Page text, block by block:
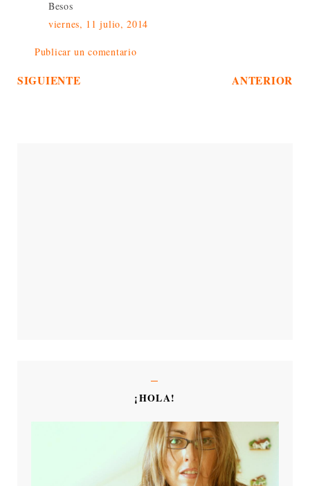
Besos
viernes, 11 julio, 2014
Publicar un comentario
SIGUIENTE ANTERIOR
¡HOLA!